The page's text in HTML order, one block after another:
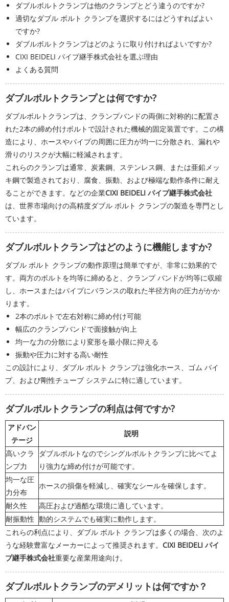
ダブルボルトクランプは他のクランプとどう違うのですか?
適切なダブル ボルト クランプを選択するにはどうすればよい
ですか?
ダブルボルトクランプはどのように取り付ければよいですか?
CIXI BEIDELI パイプ継手株式会社を選ぶ理由
よくある質問
ダブルボルトクランプとは何ですか?
ダブルボルトクランプは、クランプバンドの両側に対称的に配置さ
れた2本の締め付けボルトで設計された機械的固定装置です。この構
造により、ホースやパイプの周囲に圧力が均一に分散され、漏れや
滑りのリスクが大幅に軽減されます。
これらのクランプは通常、炭素鋼、ステンレス鋼、または亜鉛メッ
キ鋼で製造されており、腐食、振動、および極端な動作条件に耐え
ることができます。などの企業CIXI BEIDELI パイプ継手株式会社
は、世界市場向けの高精度ダブル ボルト クランプの製造を専門とし
ています。
ダブルボルトクランプはどのように機能しますか?
ダブル ボルト クランプの動作原理は簡単ですが、非常に効果的で
す。両方のボルトを均等に締めると、クランプ バンドが均等に収縮
し、ホースまたはパイプにバランスの取れた半径方向の圧力がかか
ります。
2本のボルトで左右対称に締め付け可能
幅広のクランプバンドで面接触が向上
均一な力の分散により変形を最小限に抑える
振動や圧力に対する高い耐性
この設計により、ダブル ボルト クランプは強化ホース、ゴム パイ
プ、および剛性チューブ システムに特に適しています。
ダブルボルトクランプの利点は何ですか?
アドバン
テージ
説明
高いクラ
ンプ力
ダブルボルトなのでシングルボルトクランプに比べてよ
り強力な締め付けが可能です。
均一な圧
力分布
ホースの損傷を軽減し、確実なシールを確保します。
耐久性
高圧および過酷な環境に適しています。
耐振動性 動的システムでも確実に動作します。
これらの利点により、ダブル ボルト クランプは多くの場合、次のよ
うな経験豊富なメーカーによって推奨されます。 CIXI BEIDELI パイ
プ継手株式会社重要な産業用途向け。
ダブルボルトクランプのデメリットは何ですか？